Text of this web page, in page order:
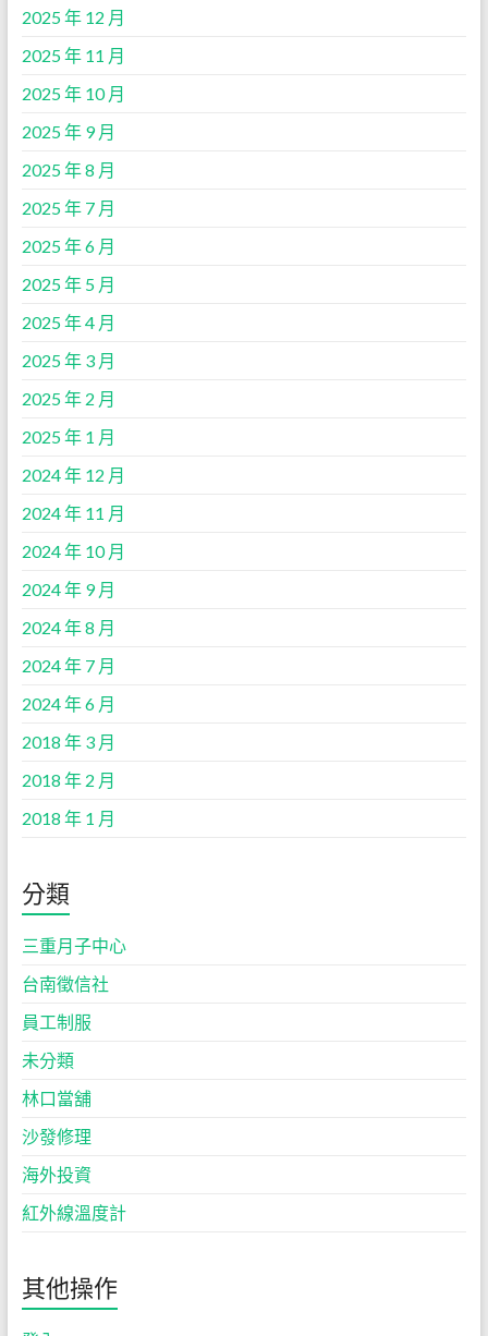
2025 年 12 月
2025 年 11 月
2025 年 10 月
2025 年 9 月
2025 年 8 月
2025 年 7 月
2025 年 6 月
2025 年 5 月
2025 年 4 月
2025 年 3 月
2025 年 2 月
2025 年 1 月
2024 年 12 月
2024 年 11 月
2024 年 10 月
2024 年 9 月
2024 年 8 月
2024 年 7 月
2024 年 6 月
2018 年 3 月
2018 年 2 月
2018 年 1 月
分類
三重月子中心
台南徵信社
員工制服
未分類
林口當舖
沙發修理
海外投資
紅外線溫度計
其他操作